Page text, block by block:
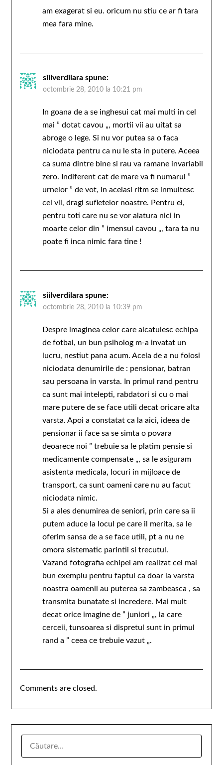
am exagerat si eu. oricum nu stiu ce ar fi tara
mea fara mine.
siilverdilara spune:
octombrie 28, 2010 la 10:21 pm
In goana de a se inghesui cat mai multi in cel
mai ” dotat cavou „, mortii vii au uitat sa
abroge o lege. Si nu vor putea sa o faca
niciodata pentru ca nu le sta in putere. Aceea
ca suma dintre bine si rau va ramane invariabil
zero. Indiferent cat de mare va fi numarul ”
urnelor ” de vot, in acelasi ritm se inmultesc
cei vii, dragi sufletelor noastre. Pentru ei,
pentru toti care nu se vor alatura nici in
moarte celor din ” imensul cavou „, tara ta nu
poate fi inca nimic fara tine !
siilverdilara spune:
octombrie 28, 2010 la 10:39 pm
Despre imaginea celor care alcatuiesc echipa
de fotbal, un bun psiholog m-a invatat un
lucru, nestiut pana acum. Acela de a nu folosi
niciodata denumirile de : pensionar, batran
sau persoana in varsta. In primul rand pentru
ca sunt mai intelepti, rabdatori si cu o mai
mare putere de se face utili decat oricare alta
varsta. Apoi a constatat ca la aici, ideea de
pensionar ii face sa se simta o povara
deoarece noi ” trebuie sa le platim pensie si
medicamente compensate „, sa le asiguram
asistenta medicala, locuri in mijloace de
transport, ca sunt oameni care nu au facut
niciodata nimic.
Si a ales denumirea de seniori, prin care sa ii
putem aduce la locul pe care il merita, sa le
oferim sansa de a se face utili, pt a nu ne
omora sistematic parintii si trecutul.
Vazand fotografia echipei am realizat cel mai
bun exemplu pentru faptul ca doar la varsta
noastra oamenii au puterea sa zambeasca , sa
transmita bunatate si incredere. Mai mult
decat orice imagine de ” juniori „, la care
cerceii, tunsoarea si dispretul sunt in primul
rand a ” ceea ce trebuie vazut „.
Comments are closed.